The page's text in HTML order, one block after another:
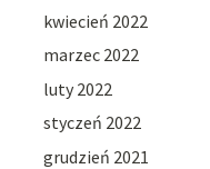
kwiecień 2022
marzec 2022
luty 2022
styczeń 2022
grudzień 2021